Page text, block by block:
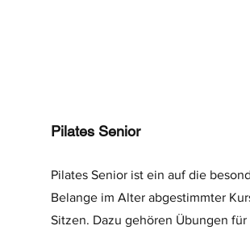
Pilates Senior
Pilates Senior ist ein auf die
Belange im Alter abgestimmter
Sitzen. Dazu gehören Übungen für